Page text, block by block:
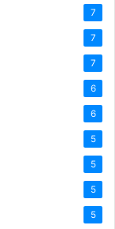
7
7
7
6
6
5
5
5
5